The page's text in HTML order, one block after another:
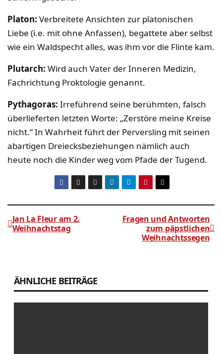
Platon: Verbreitete Ansichten zur platonischen
Liebe (i.e. mit ohne Anfassen), begattete aber selbst
wie ein Waldspecht alles, was ihm vor die Flinte kam.
Plutarch: Wird auch Vater der Inneren Medizin,
Fachrichtung Proktologie genannt.
Pythagoras: Irreführend seine berühmten, falsch
überlieferten letzten Worte: „Zerstöre meine Kreise
nicht.“ In Wahrheit führt der Perversling mit seinen
abartigen Dreiecksbeziehungen nämlich auch
heute noch die Kinder weg vom Pfade der Tugend.
Fragen und Antworten
zum päpstlichen
Weihnachtssegen
Jan La Fleur am 2.
Weihnachtstag
ÄHNLICHE BEITRÄGE